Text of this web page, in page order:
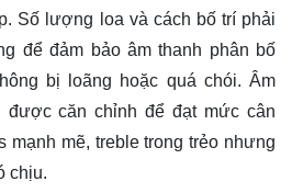
Số lượng loa và cách bố trí phải
để đảm bảo âm thanh phân bố
bị loãng hoặc quá chói. Âm
được căn chỉnh để đạt mức cân
mạnh mẽ, treble trong trẻo nhưng
chịu.